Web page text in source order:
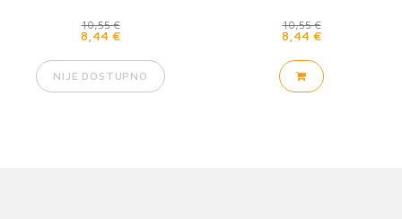
10,55 €
8,44 €
NIJE DOSTUPNO
10,55 €
8,44 €